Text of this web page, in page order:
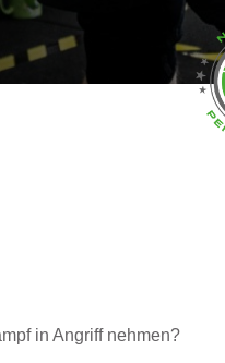
in Angriff nehmen?